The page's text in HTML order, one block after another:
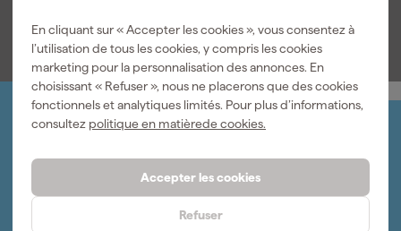
En cliquant sur « Accepter les cookies », vous consentez à
l’utilisation de tous les cookies, y compris les cookies
marketing pour la personnalisation des annonces. En
choisissant « Refuser », nous ne placerons que des cookies
fonctionnels et analytiques limités. Pour plus d’informations,
consultez politique en matièrede cookies.
Accepter les cookies
Refuser
TTC TTC TTC
Organisez-le vous-même
Nous sommes heureux de vous aider